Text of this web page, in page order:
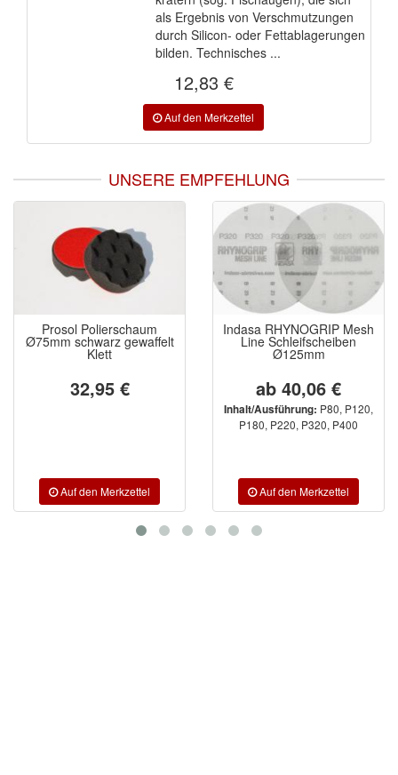
als Ergebnis von Verschmutzungen
durch Silicon- oder Fettablagerungen
bilden. Technisches ...
12,83 €
UNSERE EMPFEHLUNG
Prosol Polierschaum
Ø75mm schwarz gewaffelt
Klett
32,95 €
Indasa RHYNOGRIP Mesh
Line Schleifscheiben
Ø125mm
ab 40,06 €
Inhalt/Ausführung: P80, P120,
P180, P220, P320, P400